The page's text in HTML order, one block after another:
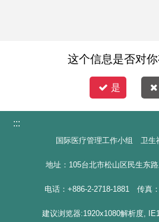
这个信息是否对
是
:::
国际医疗管理工作小组 卫生
地址：105台北市松山区民生东
电话：+886-2-2718-1881 传真
建议浏览器:1920x1080解析度,